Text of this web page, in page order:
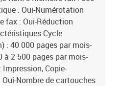
: Oui-Numérotation
fax : Oui-Réduction
Cycle
: 40 000 pages par mois-
2 500 pages par mois-
Copie-
Nombre de cartouches